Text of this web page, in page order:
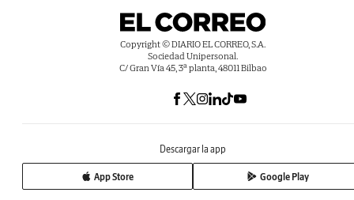
Copyright © DIARIO EL CORREO, S.A.
Sociedad Unipersonal.
C/ Gran Vía 45, 3ª planta, 48011 Bilbao
Descargar la app
App Store Google Play